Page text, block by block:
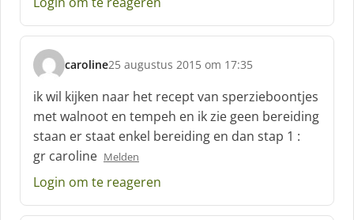
:
caroline
s
c
h
r
e
e
:
25 augustus 2015 om 17:35
ik wil kijken naar het recept van sperzieboontjes
met walnoot en tempeh en ik zie geen bereiding
staan er staat enkel bereiding en dan stap 1 :
gr caroline Melden
Login om te reageren